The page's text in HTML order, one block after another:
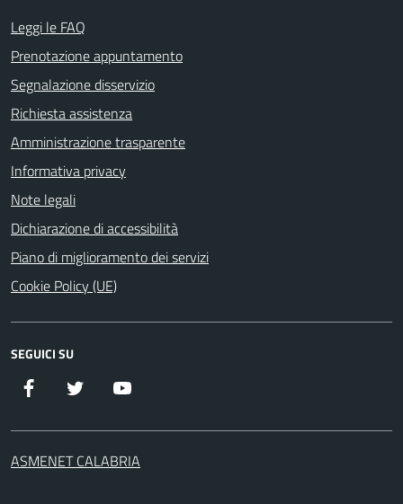
Leggi le FAQ
Prenotazione appuntamento
Segnalazione disservizio
Richiesta assistenza
Amministrazione trasparente
Informativa privacy
Note legali
Dichiarazione di accessibilità
Piano di miglioramento dei servizi
Cookie Policy (UE)
SEGUICI SU
Facebook Twitter
ASMENET CALABRIA